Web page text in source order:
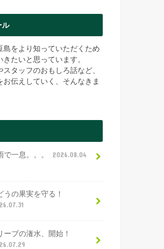
ル
島をより知っていただくため
たいと思っています。
タッフのおもしろ話など、
お伝えしていく、そんなきま
で一息。。。 2026.08.04
うの果実を守る！
ーブの潅水、開始！